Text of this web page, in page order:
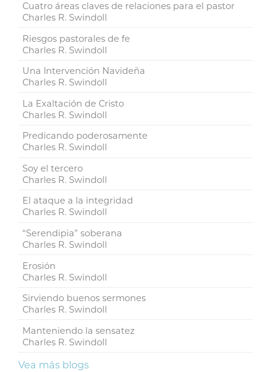
Cuatro áreas claves de relaciones para el pastor
Charles R. Swindoll
Riesgos pastorales de fe
Charles R. Swindoll
Una Intervención Navideña
Charles R. Swindoll
La Exaltación de Cristo
Charles R. Swindoll
Predicando poderosamente
Charles R. Swindoll
Soy el tercero
Charles R. Swindoll
El ataque a la integridad
Charles R. Swindoll
“Serendipia” soberana
Charles R. Swindoll
Erosión
Charles R. Swindoll
Sirviendo buenos sermones
Charles R. Swindoll
Manteniendo la sensatez
Charles R. Swindoll
Vea más blogs